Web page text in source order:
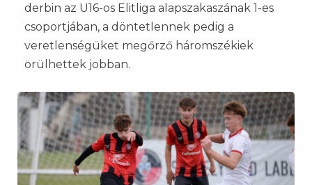
derbin az U16-os Elitliga alapszakaszának 1-es
csoportjában, a döntetlennek pedig a
veretlenségüket megőrző háromszékiek
örülhettek jobban.